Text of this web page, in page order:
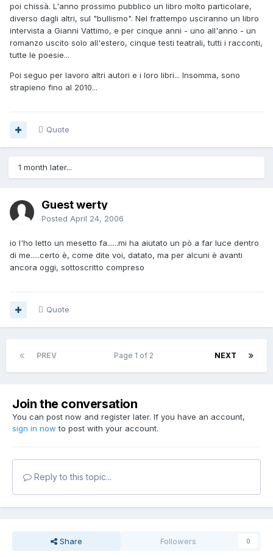
poi chissà. L'anno prossimo pubblico un libro molto particolare,
diverso dagli altri, sul "bullismo". Nel frattempo usciranno un libro
intervista a Gianni Vattimo, e per cinque anni - uno all'anno - un
romanzo uscito solo all'estero, cinque testi teatrali, tutti i racconti,
tutte le poesie...
Poi seguo per lavoro altri autori e i loro libri... Insomma, sono
strapieno fino al 2010...
Quote
1 month later...
Guest werty
Posted April 24, 2006
io l'ho letto un mesetto fa......mi ha aiutato un pò a far luce dentro
di me.....certo è, come dite voi, datato, ma per alcuni è avanti
ancora oggi, sottoscritto compreso
Quote
PREV NEXT
Page 1 of 2
Join the conversation
You can post now and register later. If you have an account,
sign in now to post with your account.
Reply to this topic...
Share Followers 0